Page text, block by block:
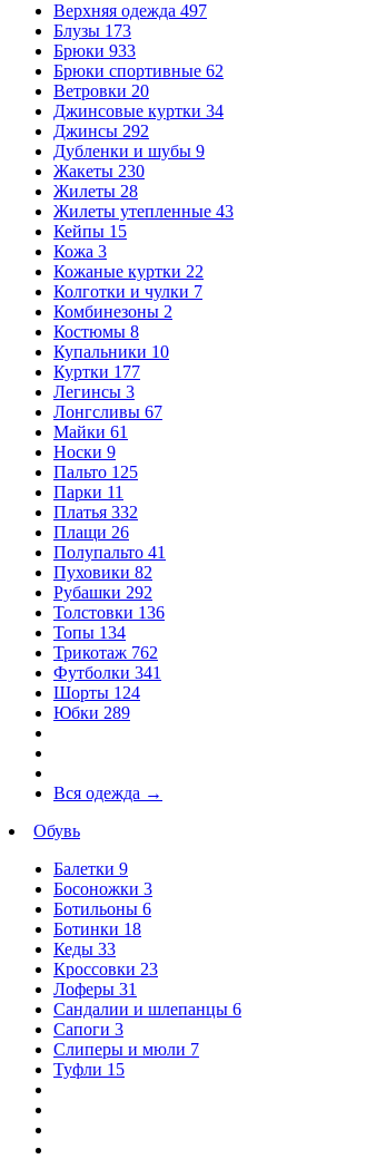
Верхняя одежда 497
Блузы 173
Брюки 933
Брюки спортивные 62
Ветровки 20
Джинсовые куртки 34
Джинсы 292
Дубленки и шубы 9
Жакеты 230
Жилеты 28
Жилеты утепленные 43
Кейпы 15
Кожа 3
Кожаные куртки 22
Колготки и чулки 7
Комбинезоны 2
Костюмы 8
Купальники 10
Куртки 177
Легинсы 3
Лонгсливы 67
Майки 61
Носки 9
Пальто 125
Парки 11
Платья 332
Плащи 26
Полупальто 41
Пуховики 82
Рубашки 292
Толстовки 136
Топы 134
Трикотаж 762
Футболки 341
Шорты 124
Юбки 289
Вся одежда →
Обувь
Балетки 9
Босоножки 3
Ботильоны 6
Ботинки 18
Кеды 33
Кроссовки 23
Лоферы 31
Сандалии и шлепанцы 6
Сапоги 3
Слиперы и мюли 7
Туфли 15